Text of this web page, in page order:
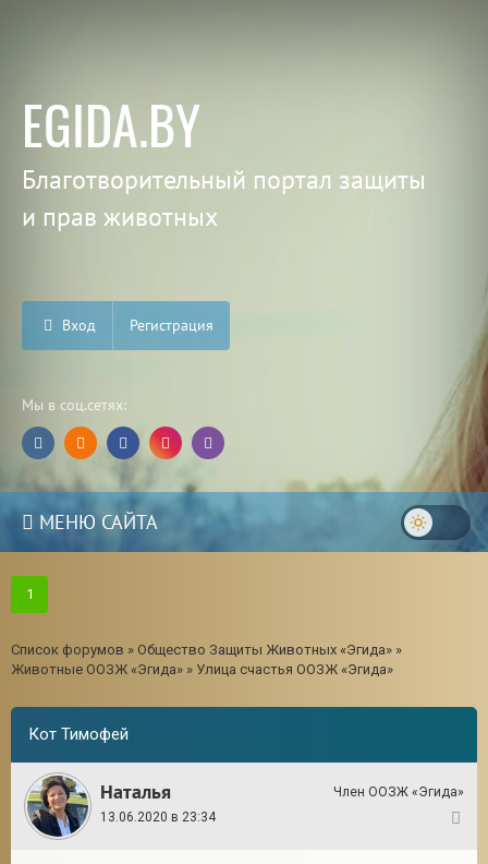
EGIDA.BY
Благотворительный портал защиты
и прав животных
Вход Регистрация
Мы в соц.сетях:
МЕНЮ САЙТА
1
Список форумов » Общество Защиты Животных «Эгида» »
Животные ООЗЖ «Эгида» » Улица счастья ООЗЖ «Эгида»
Кот Тимофей
Наталья
Член ООЗЖ «Эгида»
13.06.2020 в 23:34